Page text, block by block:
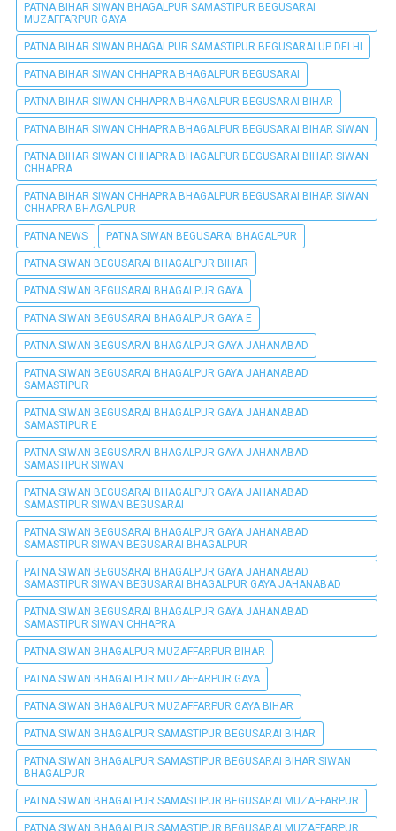
PATNA BIHAR SIWAN BHAGALPUR SAMASTIPUR BEGUSARAI
MUZAFFARPUR GAYA
PATNA BIHAR SIWAN BHAGALPUR SAMASTIPUR BEGUSARAI UP DELHI
PATNA BIHAR SIWAN CHHAPRA BHAGALPUR BEGUSARAI
PATNA BIHAR SIWAN CHHAPRA BHAGALPUR BEGUSARAI BIHAR
PATNA BIHAR SIWAN CHHAPRA BHAGALPUR BEGUSARAI BIHAR SIWAN
PATNA BIHAR SIWAN CHHAPRA BHAGALPUR BEGUSARAI BIHAR SIWAN
CHHAPRA
PATNA BIHAR SIWAN CHHAPRA BHAGALPUR BEGUSARAI BIHAR SIWAN
CHHAPRA BHAGALPUR
PATNA NEWS PATNA SIWAN BEGUSARAI BHAGALPUR
PATNA SIWAN BEGUSARAI BHAGALPUR BIHAR
PATNA SIWAN BEGUSARAI BHAGALPUR GAYA
PATNA SIWAN BEGUSARAI BHAGALPUR GAYA E
PATNA SIWAN BEGUSARAI BHAGALPUR GAYA JAHANABAD
PATNA SIWAN BEGUSARAI BHAGALPUR GAYA JAHANABAD
SAMASTIPUR
PATNA SIWAN BEGUSARAI BHAGALPUR GAYA JAHANABAD
SAMASTIPUR E
PATNA SIWAN BEGUSARAI BHAGALPUR GAYA JAHANABAD
SAMASTIPUR SIWAN
PATNA SIWAN BEGUSARAI BHAGALPUR GAYA JAHANABAD
SAMASTIPUR SIWAN BEGUSARAI
PATNA SIWAN BEGUSARAI BHAGALPUR GAYA JAHANABAD
SAMASTIPUR SIWAN BEGUSARAI BHAGALPUR
PATNA SIWAN BEGUSARAI BHAGALPUR GAYA JAHANABAD
SAMASTIPUR SIWAN BEGUSARAI BHAGALPUR GAYA JAHANABAD
PATNA SIWAN BEGUSARAI BHAGALPUR GAYA JAHANABAD
SAMASTIPUR SIWAN CHHAPRA
PATNA SIWAN BHAGALPUR MUZAFFARPUR BIHAR
PATNA SIWAN BHAGALPUR MUZAFFARPUR GAYA
PATNA SIWAN BHAGALPUR MUZAFFARPUR GAYA BIHAR
PATNA SIWAN BHAGALPUR SAMASTIPUR BEGUSARAI BIHAR
PATNA SIWAN BHAGALPUR SAMASTIPUR BEGUSARAI BIHAR SIWAN
BHAGALPUR
PATNA SIWAN BHAGALPUR SAMASTIPUR BEGUSARAI MUZAFFARPUR